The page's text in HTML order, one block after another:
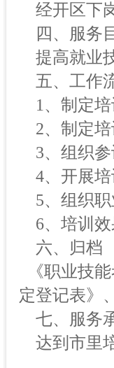
经开区下
四、服务
提高就业
五、工作
1、制定培
2、制定培
3、组织参
4、开展培
5、组织职
6、培训效
六、归档
《职业技
定登记表》
七、服务
达到市里